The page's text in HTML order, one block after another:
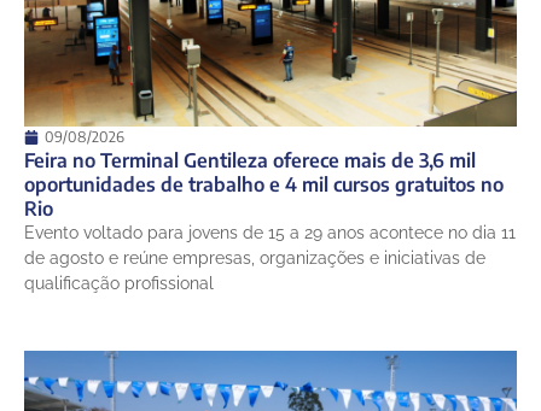
09/08/2026
Feira no Terminal Gentileza oferece mais de 3,6 mil
oportunidades de trabalho e 4 mil cursos gratuitos no
Rio
Evento voltado para jovens de 15 a 29 anos acontece no dia 11
de agosto e reúne empresas, organizações e iniciativas de
qualificação profissional